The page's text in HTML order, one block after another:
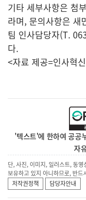
기타 세부사항은 첨
라며, 문의사항은 새
팀 인사담당자(T.
다.
<자료 제공=인사혁
'텍스트'에 한하여 공공
자
단, 사진, 이미지, 일러스트, 동
보유하고 있지 아니하므로, 반
저작권정책
담당자안내